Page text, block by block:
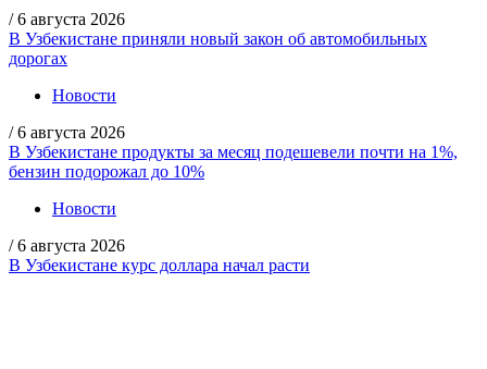
/ 6 августа 2026
В Узбекистане приняли новый закон об автомобильных
дорогах
Новости
/ 6 августа 2026
В Узбекистане продукты за месяц подешевели почти на 1%,
бензин подорожал до 10%
Новости
/ 6 августа 2026
В Узбекистане курс доллара начал расти